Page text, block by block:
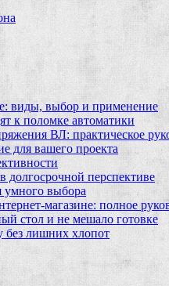
виды, выбор и применение
к поломке автоматики
ВЛ: практическое
для вашего проекта
долгосрочной перспективе
умного выбора
полное
стол и не мешало готовке
без лишних хлопот